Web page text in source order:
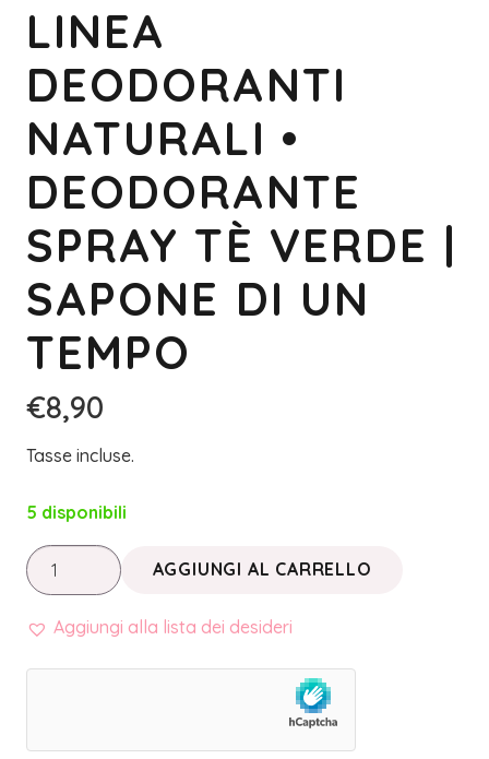
LINEA
DEODORANTI
NATURALI •
DEODORANTE
SPRAY TÈ VERDE |
SAPONE DI UN
TEMPO
€8,90
Tasse incluse.
5 disponibili
LINEA
DEODORANTI
NATURALI
AGGIUNGI AL CARRELLO
Aggiungi alla lista dei desideri